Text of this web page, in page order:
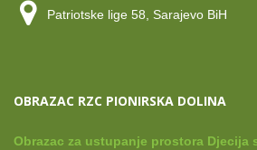
Patriotske lige 58, Sarajevo BiH
OBRAZAC RZC PIONIRSKA DOLINA
Obrazac za ustupanje prostora Djecija